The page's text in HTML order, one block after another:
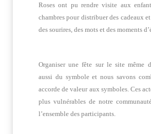
Roses ont pu rendre visite aux
chambres pour distribuer des cadeaux
des sourires, des mots et des moments
Organiser une fête sur le site même
aussi du symbole et nous savons
accorde de valeur aux symboles. Ces
plus vulnérables de notre
l’ensemble des participants.